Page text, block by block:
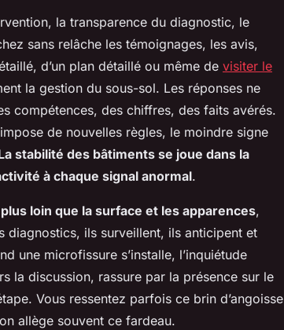
la transparence du diagnostic, le
sans relâche les témoignages, les avis,
d’un plan détaillé ou même de visiter le
la gestion du sous-sol. Les réponses ne
compétences, des chiffres, des faits avérés.
de nouvelles règles, le moindre signe
stabilité des bâtiments se joue dans la
à chaque signal anormal.
loin que la surface et les apparences,
diagnostics, ils surveillent, ils anticipent et
une microfissure s’installe, l’inquiétude
la discussion, rassure par la présence sur le
Vous ressentez parfois ce brin d’angoisse
allège souvent ce fardeau.